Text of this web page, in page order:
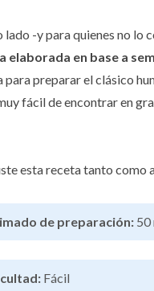
lado -y para quienes no lo
elaborada en base a
para preparar el clásico
fácil de encontrar en
esta receta tanto como
de preparación:50
Fácil